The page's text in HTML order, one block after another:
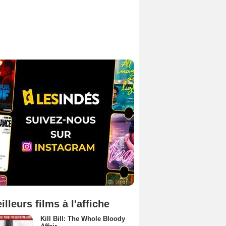
films à l'affiche
Kill Bill: The Whole Bloody